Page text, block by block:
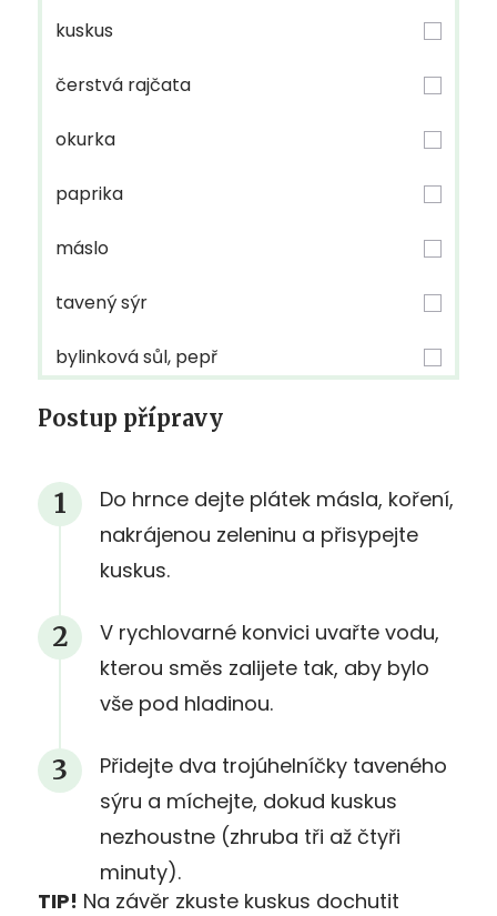
kuskus
čerstvá rajčata
okurka
paprika
máslo
tavený sýr
bylinková sůl, pepř
Postup přípravy
Do hrnce dejte plátek másla, koření,
nakrájenou zeleninu a přisypejte
kuskus.
V rychlovarné konvici uvařte vodu,
kterou směs zalijete tak, aby bylo
vše pod hladinou.
Přidejte dva trojúhelníčky taveného
sýru a míchejte, dokud kuskus
nezhoustne (zhruba tři až čtyři
minuty).
TIP! Na závěr zkuste kuskus dochutit